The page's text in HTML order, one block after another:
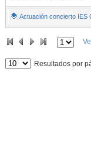
Actuación concierto IES
Resultados por